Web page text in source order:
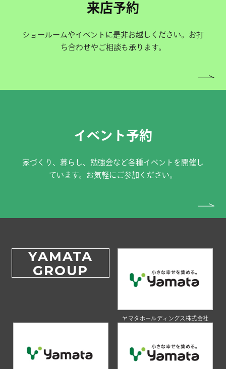
来店予約
ショールームやイベントに是非お越しください。お打
ち合わせやご相談も承ります。
イベント予約
家づくり、暮らし、勉強会など各種イベントを開催し
ています。お気軽にご参加ください。
YAMATA
GROUP
ヤマタホールディングス株式会社